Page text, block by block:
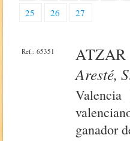
25
26 27
Ref.: 65351
ATZAR
Aresté,
ganador